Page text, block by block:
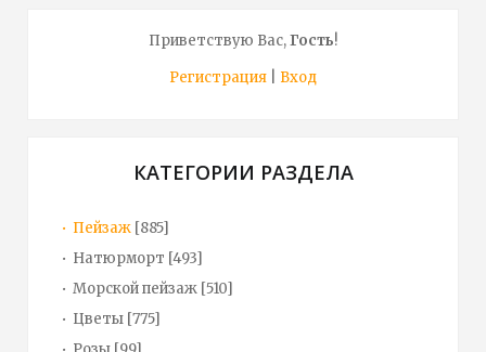
Приветствую Вас,Гость!
Регистрация
Вход
КАТЕГОРИИ РАЗДЕЛА
Пейзаж [885]
Натюрморт [493]
Морской пейзаж [510]
Цветы [775]